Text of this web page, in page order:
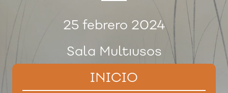
25 febrero 2024
Sala Multiusos
INICIO